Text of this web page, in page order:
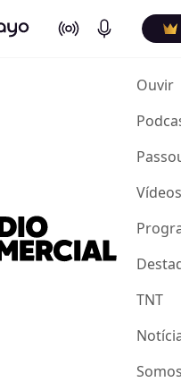
On Air Podcasts
Ouvir
Vídeos
TNT
Somos